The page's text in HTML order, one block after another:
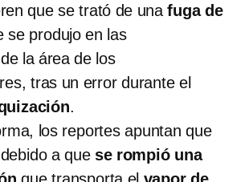
que se trató de unafuga de
se produjo en las
la área de los
tras un error durante el
.
los reportes apuntan que
a que se rompió una